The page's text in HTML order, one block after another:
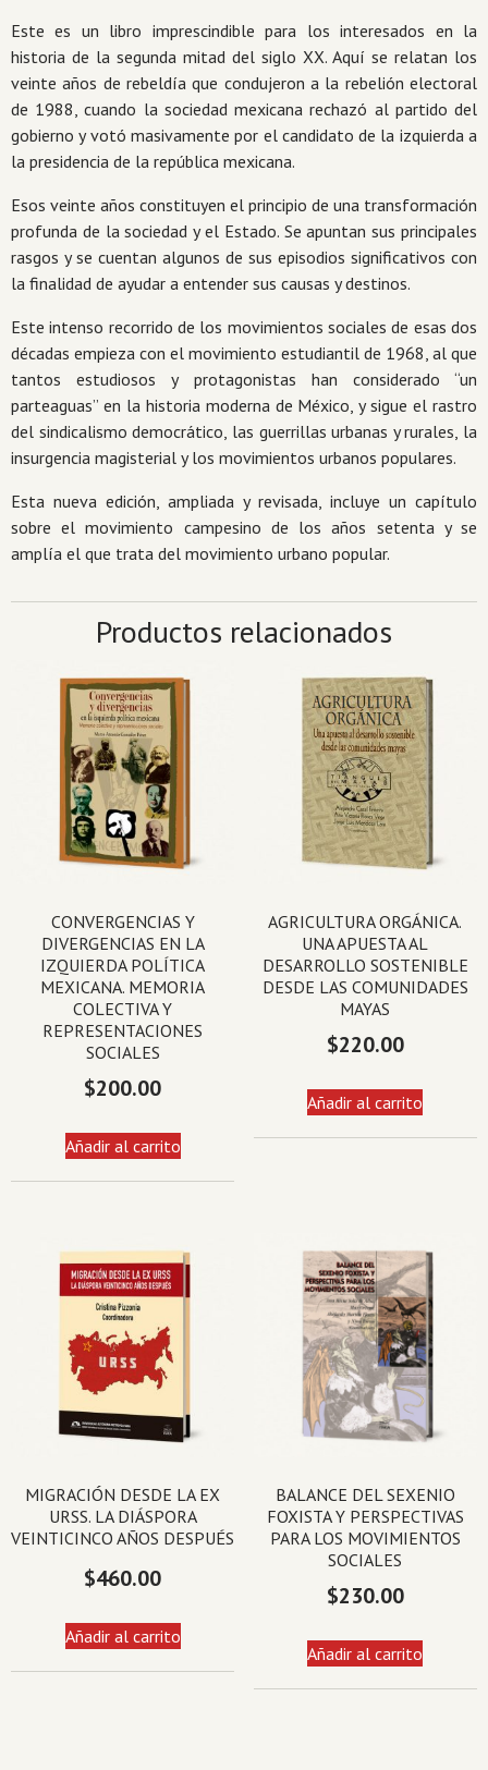
Este es un libro imprescindible para los interesados en la
historia de la segunda mitad del siglo XX. Aquí se relatan los
veinte años de rebeldía que condujeron a la rebelión electoral
de 1988, cuando la sociedad mexicana rechazó al partido del
gobierno y votó masivamente por el candidato de la izquierda a
la presidencia de la república mexicana.
Esos veinte años constituyen el principio de una transformación
profunda de la sociedad y el Estado. Se apuntan sus principales
rasgos y se cuentan algunos de sus episodios significativos con
la finalidad de ayudar a entender sus causas y destinos.
Este intenso recorrido de los movimientos sociales de esas dos
décadas empieza con el movimiento estudiantil de 1968, al que
tantos estudiosos y protagonistas han considerado “un
parteaguas” en la historia moderna de México, y sigue el rastro
del sindicalismo democrático, las guerrillas urbanas y rurales, la
insurgencia magisterial y los movimientos urbanos populares.
Esta nueva edición, ampliada y revisada, incluye un capítulo
sobre el movimiento campesino de los años setenta y se
amplía el que trata del movimiento urbano popular.
Productos relacionados
CONVERGENCIAS Y
DIVERGENCIAS EN LA
IZQUIERDA POLÍTICA
MEXICANA. MEMORIA
COLECTIVA Y
REPRESENTACIONES
SOCIALES
$200.00
Añadir al carrito
AGRICULTURA ORGÁNICA.
UNA APUESTA AL
DESARROLLO SOSTENIBLE
DESDE LAS COMUNIDADES
MAYAS
$220.00
Añadir al carrito
MIGRACIÓN DESDE LA EX
URSS. LA DIÁSPORA
VEINTICINCO AÑOS DESPUÉS
$460.00
Añadir al carrito
BALANCE DEL SEXENIO
FOXISTA Y PERSPECTIVAS
PARA LOS MOVIMIENTOS
SOCIALES
$230.00
Añadir al carrito